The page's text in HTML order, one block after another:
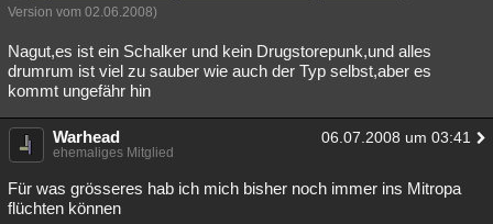
weitere Rubriken
Philosophie Träume
Astronomie Gaming Filme
Musik Clash Verbesserungen Allmystery English
Übersichten
Version vom 02.06.2008)
Nagut,es ist ein Schalker und kein Drugstorepunk,und alles
drumrum ist viel zu sauber wie auch der Typ selbst,aber es
kommt ungefähr hin
Warhead 06.07.2008 um 03:41
ehemaliges Mitglied
Für was grösseres hab ich mich bisher noch immer ins Mitropa
flüchten können